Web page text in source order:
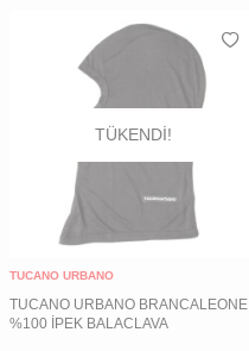
TÜKENDI!
TUCANO URBANO
TUCANO URBANO BRANCALEONE
%100 İPEK BALACLAVA